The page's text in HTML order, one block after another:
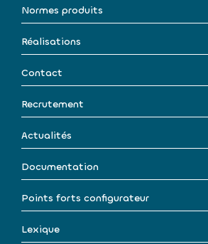
Normes produits
Réalisations
Contact
Recrutement
Actualités
Documentation
Points forts configurateur
Lexique